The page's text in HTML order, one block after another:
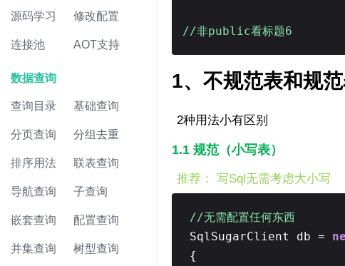
源码学习 修改配置
连接池 AOT支持
数据查询
查询目录 基础查询
分页查询 分组去重
排序用法 联表查询
导航查询 子查询
嵌套查询 配置查询
并集查询 树型查询
//非public看标题6
1、不规范表和规
2种用法小有区别
1.1 规范（小写表）
推荐： 写Sql无需考虑大小写
//无需配置任何东西
SqlSugarClient db =
{